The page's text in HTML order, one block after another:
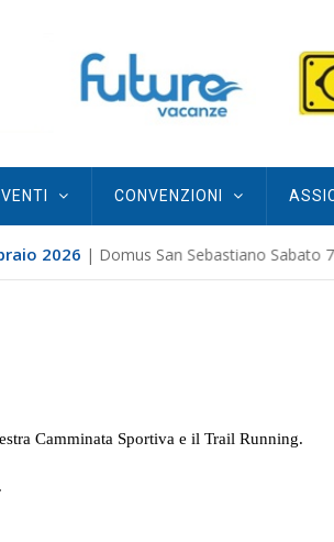
CONVENZIONI
2026 | Domus San Sebastiano Sabato
Camminata Sportiva e il Trail Running.